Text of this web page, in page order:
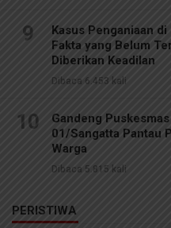
9
Kasus Penganiaan
Fakta yang Belum
Diberikan Keadilan
Dibaca 6.453 kali
10
Gandeng
01/Sangatta Pantau
Warga
Dibaca 5.815 kali
PERISTIWA